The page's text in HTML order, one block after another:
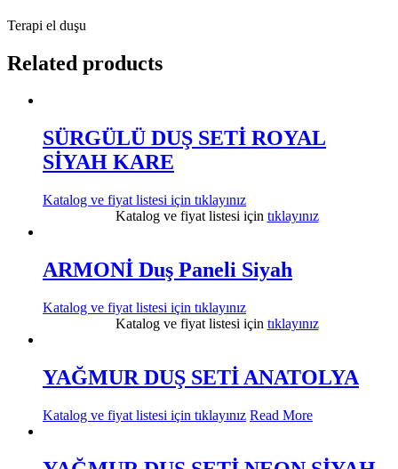
Terapi el duşu
Related products
SÜRGÜLÜ DUŞ SETİ ROYAL
SİYAH KARE
Katalog ve fiyat listesi için tıklayınız
Katalog ve fiyat listesi için tıklayınız
ARMONİ Duş Paneli Siyah
Katalog ve fiyat listesi için tıklayınız
Katalog ve fiyat listesi için tıklayınız
YAĞMUR DUŞ SETİ ANATOLYA
Katalog ve fiyat listesi için tıklayınız Read More